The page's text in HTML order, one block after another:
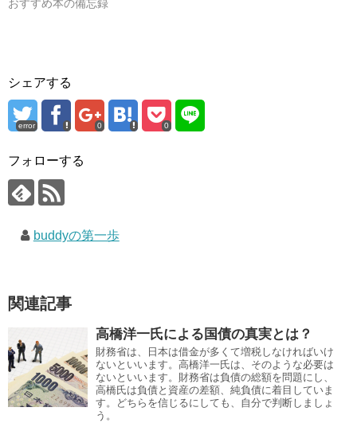
おすすめ本の備忘録
シェアする
error 0 0
フォローする
buddyの第一歩
関連記事
高橋洋一氏による国債の真実とは？
財務省は、日本は借金が多くて増税しなければいけ
ないといいます。高橋洋一氏は、そのような必要は
ないといいます。財務省は負債の総額を問題にし、
高橋氏は負債と資産の差額、純負債に着目していま
す。どちらを信じるにしても、自分で判断しましょ
う。